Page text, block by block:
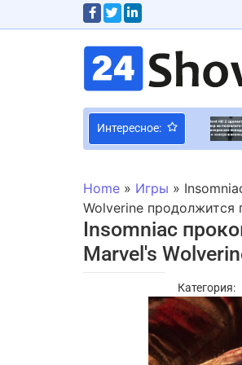
Интересное:
Home » Игры »
Wolverine продолжится
Insomniac
Marvel's
Категория: